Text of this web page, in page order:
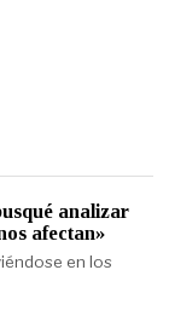
analizar
afectan»
en los